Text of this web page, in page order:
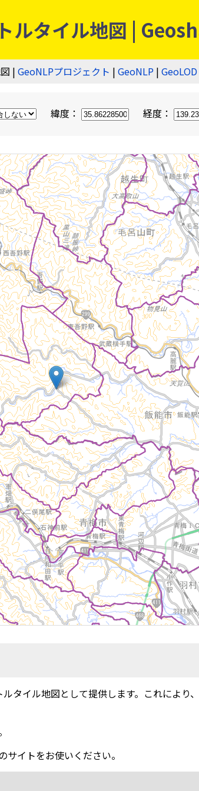
ルタイル地図 |
| GeoNLPプロジェクト | GeoNLP | GeoLOD
緯度： 経度：
ルタイル地図として提供します。これにより
イトをお使いください。